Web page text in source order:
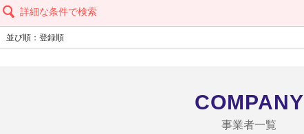
詳細な条件で検索
並び順： 登録順
COMPANY
事業者一覧